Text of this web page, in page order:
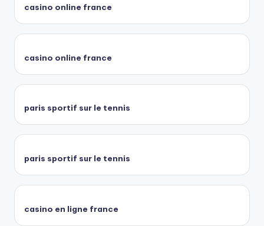
casino online france
casino online france
paris sportif sur le tennis
paris sportif sur le tennis
casino en ligne france